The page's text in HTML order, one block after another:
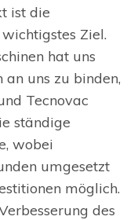
ist die
Ziel.
hat uns
uns zu binden,
Tecnovac
ständige
wobei
umgesetzt
möglich.
des